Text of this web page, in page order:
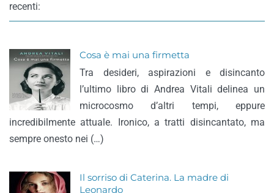
recenti:
Cosa è mai una firmetta
Tra desideri, aspirazioni e disincanto
l’ultimo libro di Andrea Vitali delinea un
microcosmo d’altri tempi, eppure
incredibilmente attuale. Ironico, a tratti disincantato, ma
sempre onesto nei (…)
Il sorriso di Caterina. La madre di
Leonardo